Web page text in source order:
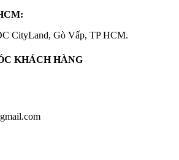
CityLand, Gò Vấp, TP HCM.
KHÁCH HÀNG